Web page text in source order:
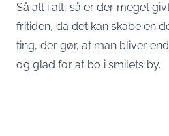
Så alt i alt, så er der meget
fritiden, da det kan skabe en
ting, der gør, at man bliver
og glad for at bo i smilets by.